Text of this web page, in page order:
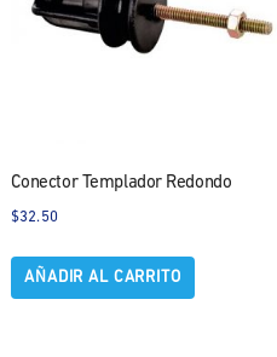
Conector Templador Redondo
$32.50
AÑADIR AL CARRITO